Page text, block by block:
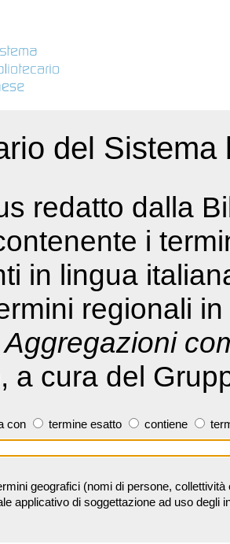
del
redatto dalla
i
in lingua
regionali
Aggregazioni
a cura del
con termine esatto contiene
geografici (nomi di persone,
applicativo di soggettazione ad uso degli